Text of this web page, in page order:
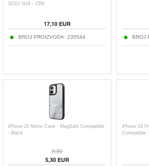
SZDJ N16 - 15W
17,10EUR
BROJ PROIZVODA: 235544 BROJ
iPhone 16 Mirror Case - MagSafe Compatible
- Black
9,50
5,30EUR
iPhone 16
Compatible